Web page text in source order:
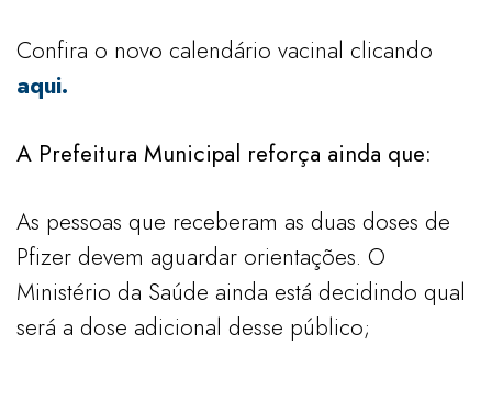
Confira o novo calendário vacinal clicando
aqui.
A Prefeitura Municipal reforça ainda que:
As pessoas que receberam as duas doses de
Pfizer devem aguardar orientações. O
Ministério da Saúde ainda está decidindo qual
será a dose adicional desse público;